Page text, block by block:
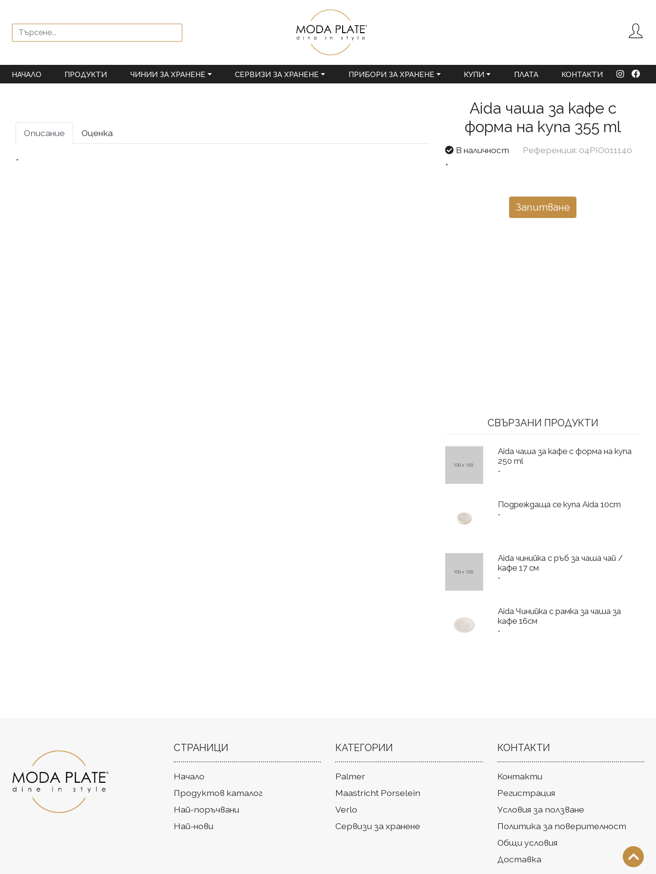
НАЧАЛО ПРОДУКТИ ЧИНИИ ЗА ХРАНЕНЕ СЕРВИЗИ ЗА ХРАНЕНЕ ПРИБОРИ ЗА ХРАНЕНЕ КУПИ ПЛАТА КОНТАКТИ
Aida чаша за кафе с
форма на купа 355 ml
В наличност
Референция: 04PIO011140
*
Запитване
СВЪРЗАНИ ПРОДУКТИ
Aida чаша за кафе с форма на купа
250 ml
*
Подреждаща се купа Aida 10cm
*
Aida чинийка с ръб за чаша чай /
кафе 17 см
*
Aida Чинийка с рамка за чаша за
кафе 16см
*
Описание Оценка
*
СТРАНИЦИ
Начало
Продуктов каталог
Най-поръчвани
Най-нови
КАТЕГОРИИ
Palmer
Maastricht Porselein
Verlo
Сервизи за хранене
КОНТАКТИ
Контакти
Регистрация
Условия за ползване
Политика за поверителност
Общи условия
Доставка